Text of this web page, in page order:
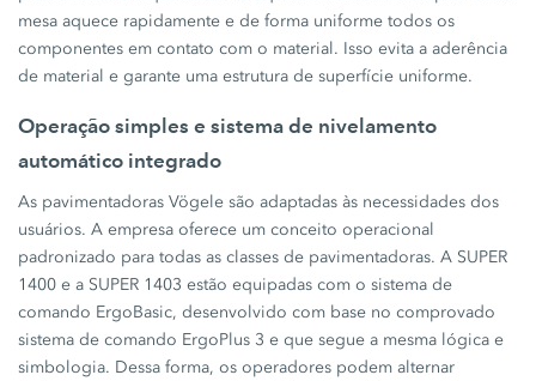
mesa aquece rapidamente e de forma uniforme todos os
componentes em contato com o material. Isso evita a aderência
de material e garante uma estrutura de superfície uniforme.
Operação simples e sistema de nivelamento
automático integrado
As pavimentadoras Vögele são adaptadas às necessidades dos
usuários. A empresa oferece um conceito operacional
padronizado para todas as classes de pavimentadoras. A SUPER
1400 e a SUPER 1403 estão equipadas com o sistema de
comando ErgoBasic, desenvolvido com base no comprovado
sistema de comando ErgoPlus 3 e que segue a mesma lógica e
simbologia. Dessa forma, os operadores podem alternar